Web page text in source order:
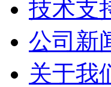
技术支
公司新
关于我